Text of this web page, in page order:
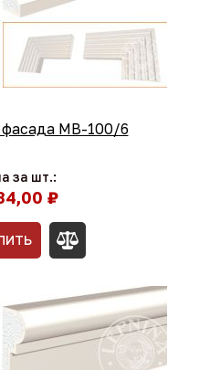
МВ-100/6
за шт.:
₽